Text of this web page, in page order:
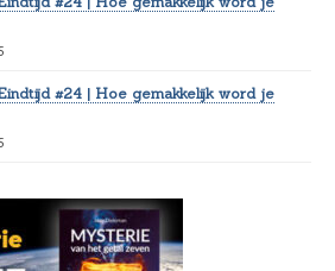
#24 | Hoe gemakkelijk word je